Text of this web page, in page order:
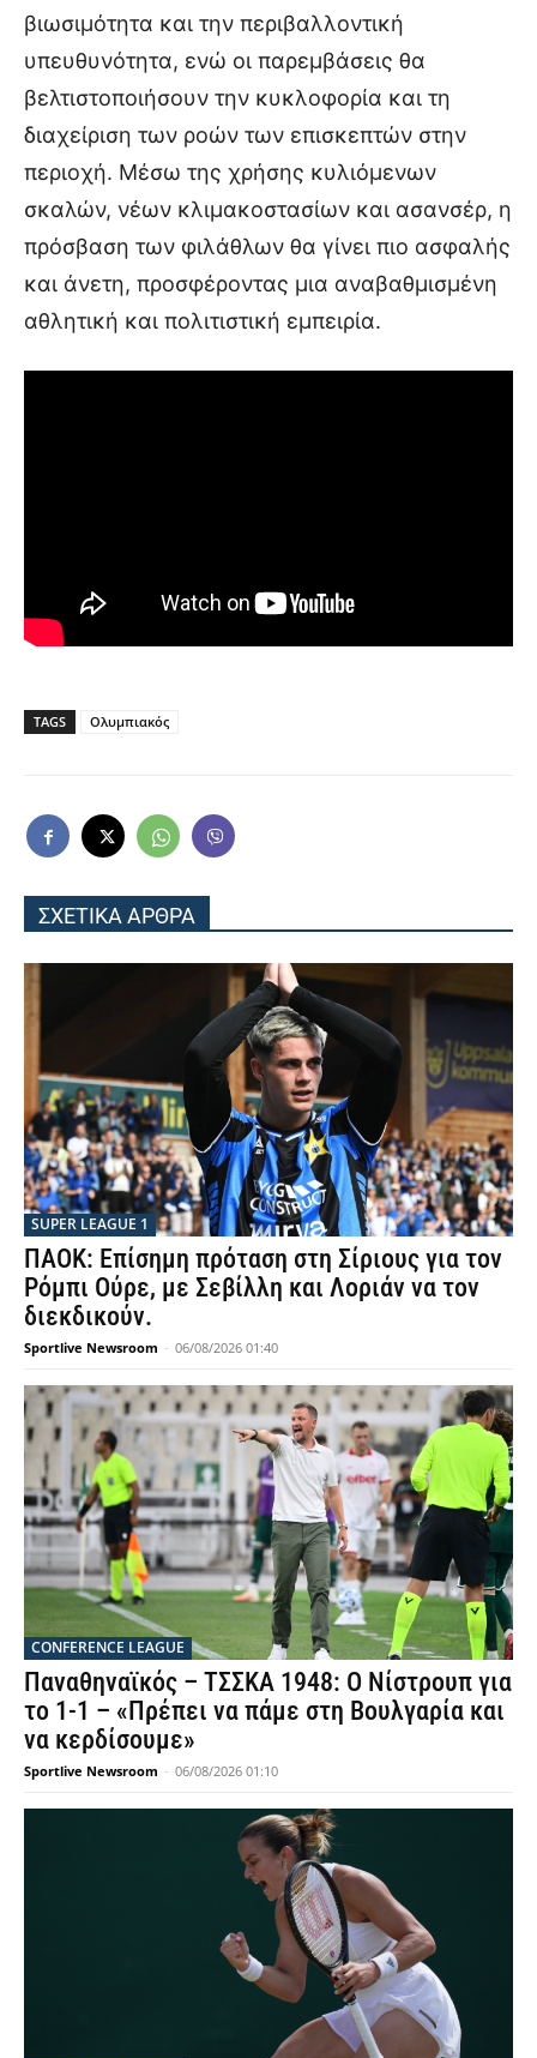
βιωσιμότητα και την περιβαλλοντική
υπευθυνότητα, ενώ οι παρεμβάσεις θα
βελτιστοποιήσουν την κυκλοφορία και τη
διαχείριση των ροών των επισκεπτών στην
περιοχή. Μέσω της χρήσης κυλιόμενων
σκαλών, νέων κλιμακοστασίων και ασανσέρ, η
πρόσβαση των φιλάθλων θα γίνει πιο ασφαλής
και άνετη, προσφέροντας μια αναβαθμισμένη
αθλητική και πολιτιστική εμπειρία.
TAGS Ολυμπιακός
ΣΧΕΤΙΚΑ ΑΡΘΡΑ
SUPER LEAGUE 1
ΠΑΟΚ: Επίσημη πρόταση στη Σίριους για τον
Ρόμπι Ούρε, με Σεβίλλη και Λοριάν να τον
διεκδικούν.
Sportlive Newsroom - 06/08/2026 01:40
CONFERENCE LEAGUE
Παναθηναϊκός – ΤΣΣΚΑ 1948: Ο Νίστρουπ για
το 1-1 – «Πρέπει να πάμε στη Βουλγαρία και
να κερδίσουμε»
Sportlive Newsroom - 06/08/2026 01:10